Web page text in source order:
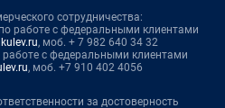
сотрудничества:
работе с федеральными клиентами
, моб. + 7 982 640 34 32
с федеральными клиентами
, моб. +7 910 402 4056
за достоверность